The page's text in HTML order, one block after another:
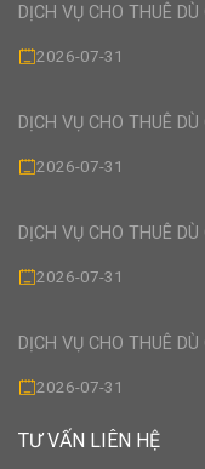
DỊCH VỤ CHO THUÊ
2026-07-31
DỊCH VỤ CHO THUÊ
2026-07-31
DỊCH VỤ CHO THUÊ
2026-07-31
DỊCH VỤ CHO THUÊ
2026-07-31
TƯ VẤN LIÊN HỆ